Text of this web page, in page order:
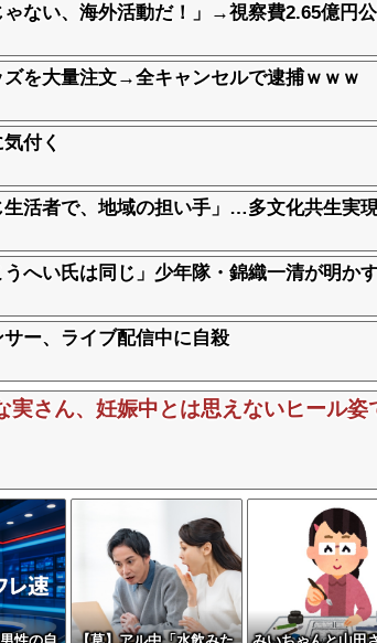
ない、海外活動だ！」→視察費2.65億円
を大量注文→全キャンセルで逮捕ｗｗｗ
付く
生活者で、地域の担い手」…多文化共生実
うへい氏は同じ」少年隊・錦織一清が明か
ー、ライブ配信中に自殺
実さん、妊娠中とは思えないヒール姿